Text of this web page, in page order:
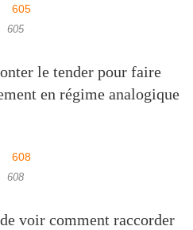
605
le tender pour faire
en régime analogique
608
voir comment raccorder